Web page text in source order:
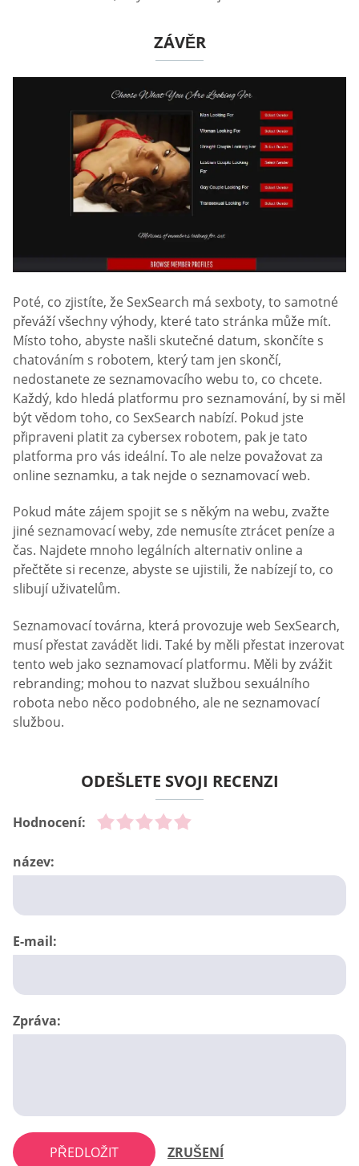
ZÁVĚR
Poté, co zjistíte, že SexSearch má sexboty, to samotné
převáží všechny výhody, které tato stránka může mít.
Místo toho, abyste našli skutečné datum, skončíte s
chatováním s robotem, který tam jen skončí,
nedostanete ze seznamovacího webu to, co chcete.
Každý, kdo hledá platformu pro seznamování, by si měl
být vědom toho, co SexSearch nabízí. Pokud jste
připraveni platit za cybersex robotem, pak je tato
platforma pro vás ideální. To ale nelze považovat za
online seznamku, a tak nejde o seznamovací web.
Pokud máte zájem spojit se s někým na webu, zvažte
jiné seznamovací weby, zde nemusíte ztrácet peníze a
čas. Najdete mnoho legálních alternativ online a
přečtěte si recenze, abyste se ujistili, že nabízejí to, co
slibují uživatelům.
Seznamovací továrna, která provozuje web SexSearch,
musí přestat zavádět lidi. Také by měli přestat inzerovat
tento web jako seznamovací platformu. Měli by zvážit
rebranding; mohou to nazvat službou sexuálního
robota nebo něco podobného, ale ne seznamovací
službou.
ODEŠLETE SVOJI RECENZI
Hodnocení:
název:
E-mail:
Zpráva:
PŘEDLOŽIT ZRUŠENÍ